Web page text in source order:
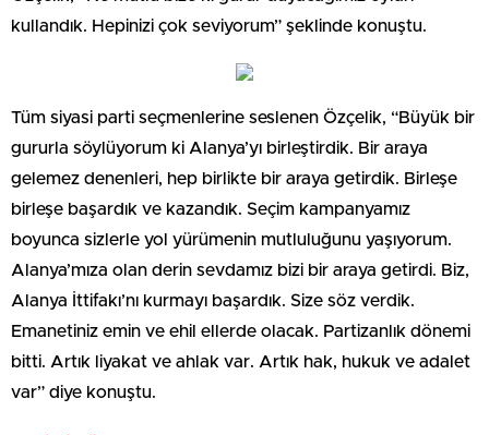
kullandık. Hepinizi çok seviyorum” şeklinde konuştu.
Tüm siyasi parti seçmenlerine seslenen Özçelik, “Büyük bir
gururla söylüyorum ki Alanya’yı birleştirdik. Bir araya
gelemez denenleri, hep birlikte bir araya getirdik. Birleşe
birleşe başardık ve kazandık. Seçim kampanyamız
boyunca sizlerle yol yürümenin mutluluğunu yaşıyorum.
Alanya’mıza olan derin sevdamız bizi bir araya getirdi. Biz,
Alanya İttifakı’nı kurmayı başardık. Size söz verdik.
Emanetiniz emin ve ehil ellerde olacak. Partizanlık dönemi
bitti. Artık liyakat ve ahlak var. Artık hak, hukuk ve adalet
var” diye konuştu.